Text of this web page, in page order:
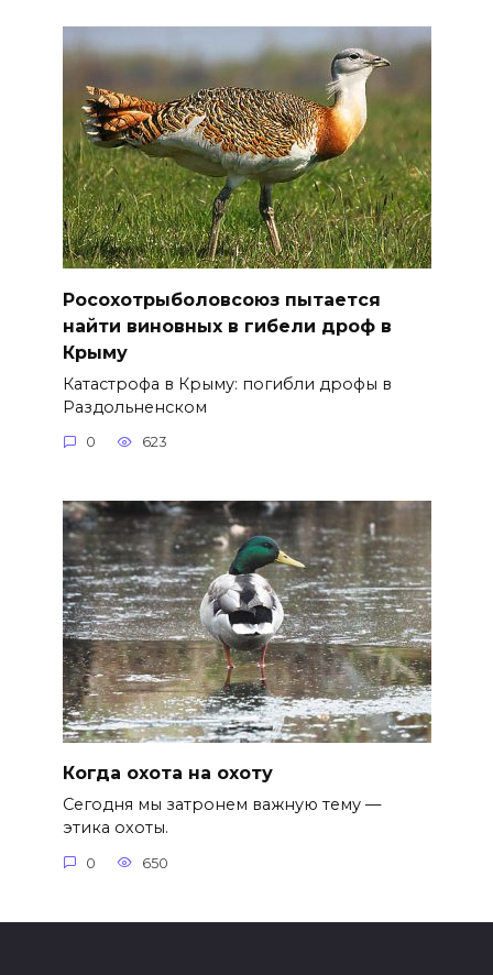
Росохотрыболовсоюз пытается
найти виновных в гибели дроф в
Крыму
Катастрофа в Крыму: погибли дрофы в
Раздольненском
0 623
Когда охота на охоту
Сегодня мы затронем важную тему —
этика охоты.
0 650